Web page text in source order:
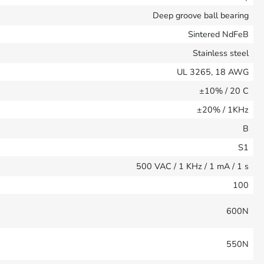
Deep groove ball bearing
Sintered NdFeB
Stainless steel
UL 3265, 18 AWG
±10% / 20 C
±20% / 1KHz
B
S1
500 VAC / 1 KHz / 1 mA / 1 s
100
600N
550N